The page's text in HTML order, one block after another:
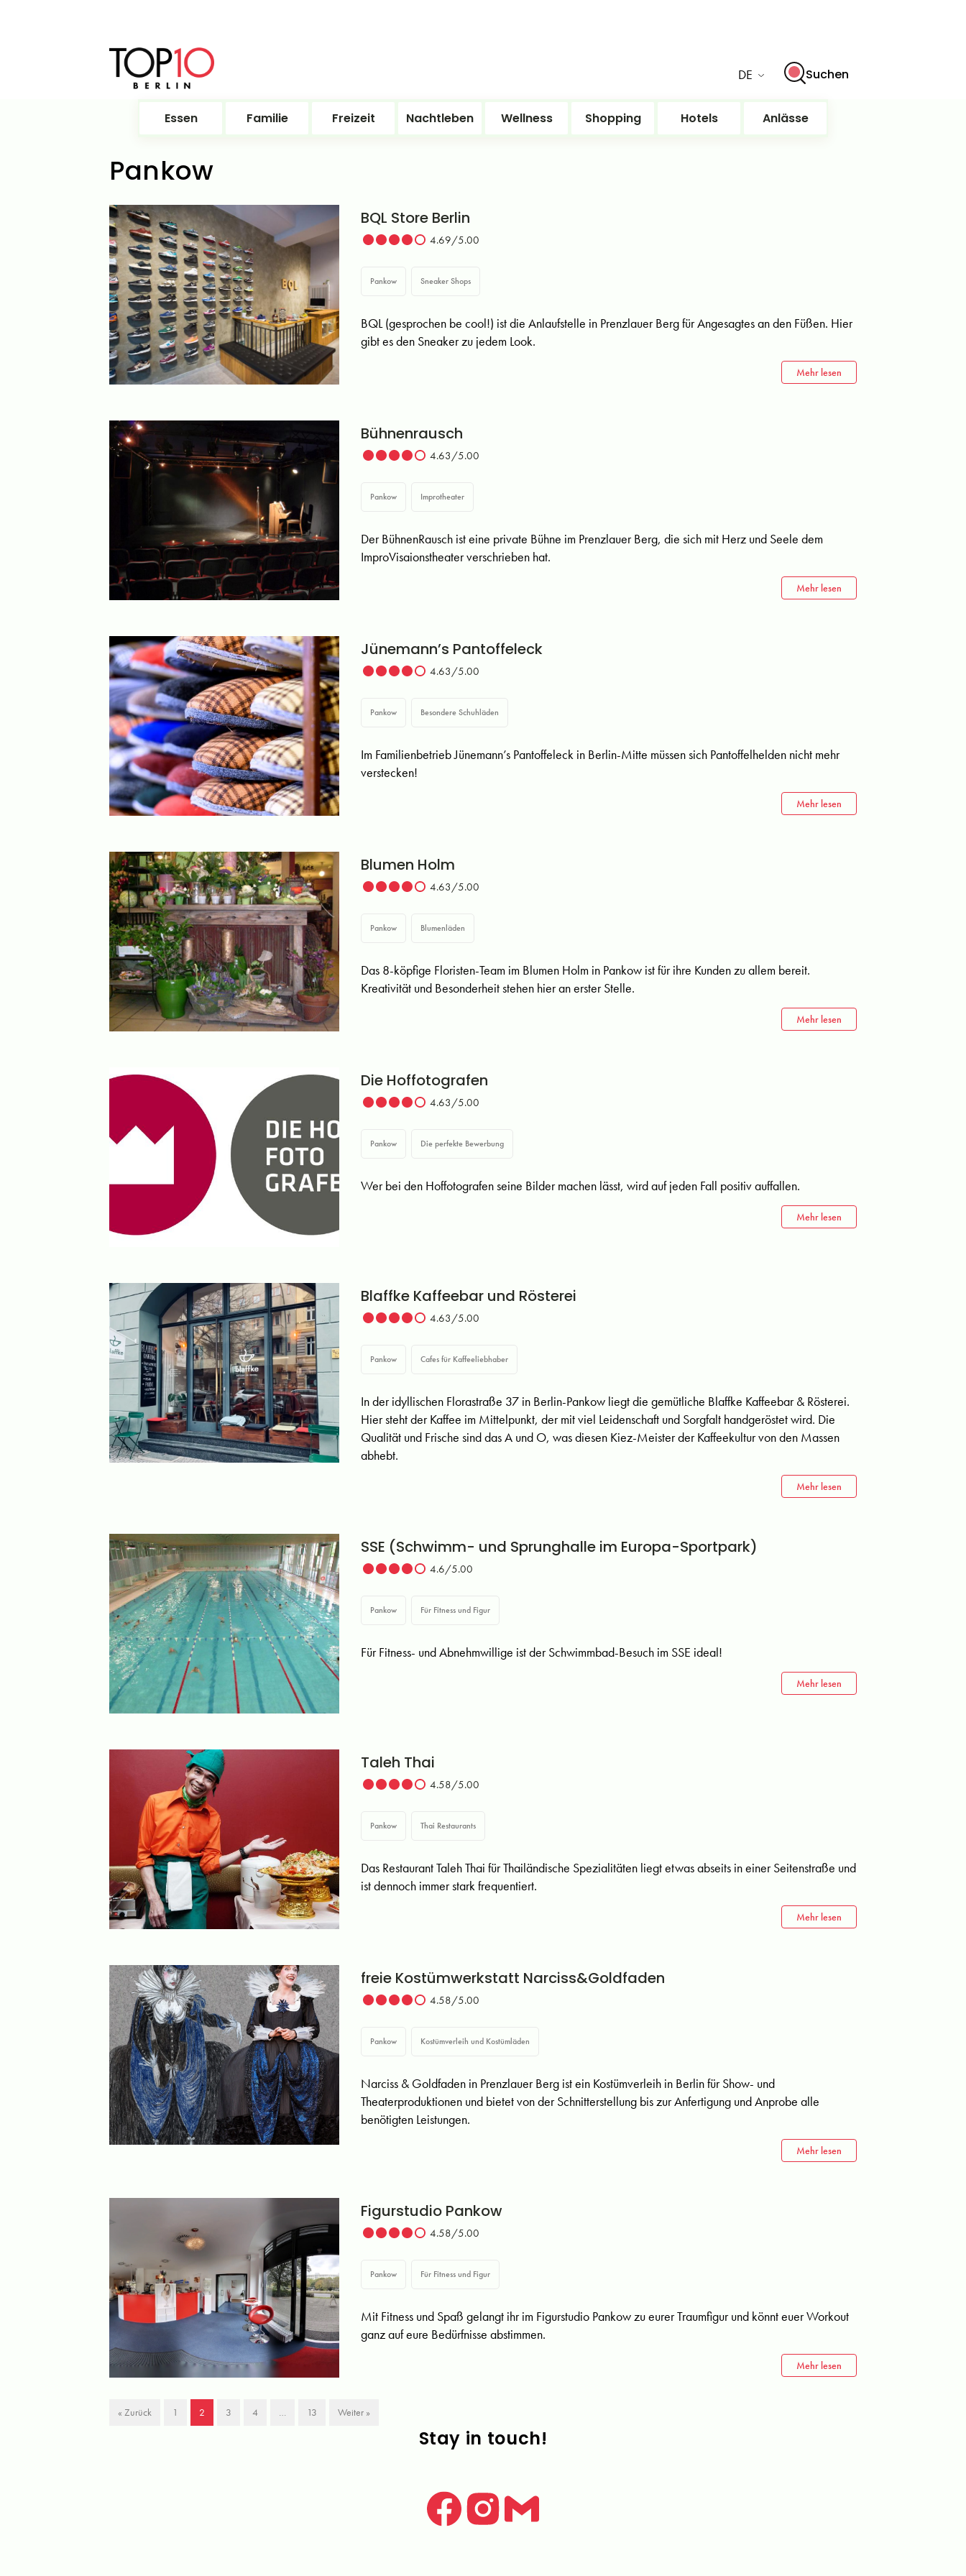
DE Suchen
Essen Familie Freizeit Nachtleben Wellness Shopping Hotels Anlässe
Pankow
BQL Store Berlin
4.69/5.00
Pankow Sneaker Shops
BQL (gesprochen be cool!) ist die Anlaufstelle in Prenzlauer Berg für Angesagtes an den Füßen. Hier
gibt es den Sneaker zu jedem Look.
Mehr lesen
Bühnenrausch
4.63/5.00
Pankow Improtheater
Der BühnenRausch ist eine private Bühne im Prenzlauer Berg, die sich mit Herz und Seele dem
ImproVisaionstheater verschrieben hat.
Mehr lesen
Jünemann’s Pantoffeleck
4.63/5.00
Pankow Besondere Schuhläden
Im Familienbetrieb Jünemann’s Pantoffeleck in Berlin-Mitte müssen sich Pantoffelhelden nicht mehr
verstecken!
Mehr lesen
Blumen Holm
4.63/5.00
Pankow Blumenläden
Das 8-köpfige Floristen-Team im Blumen Holm in Pankow ist für ihre Kunden zu allem bereit.
Kreativität und Besonderheit stehen hier an erster Stelle.
Mehr lesen
Die Hoffotografen
4.63/5.00
Pankow Die perfekte Bewerbung
Wer bei den Hoffotografen seine Bilder machen lässt, wird auf jeden Fall positiv auffallen.
Mehr lesen
Blaffke Kaffeebar und Rösterei
4.63/5.00
Pankow Cafes für Kaffeeliebhaber
In der idyllischen Florastraße 37 in Berlin-Pankow liegt die gemütliche Blaffke Kaffeebar & Rösterei.
Hier steht der Kaffee im Mittelpunkt, der mit viel Leidenschaft und Sorgfalt handgeröstet wird. Die
Qualität und Frische sind das A und O, was diesen Kiez-Meister der Kaffeekultur von den Massen
abhebt.
Mehr lesen
SSE (Schwimm- und Sprunghalle im Europa-Sportpark)
4.6/5.00
Pankow Für Fitness und Figur
Für Fitness- und Abnehmwillige ist der Schwimmbad-Besuch im SSE ideal!
Mehr lesen
Taleh Thai
4.58/5.00
Pankow Thai Restaurants
Das Restaurant Taleh Thai für Thailändische Spezialitäten liegt etwas abseits in einer Seitenstraße und
ist dennoch immer stark frequentiert.
Mehr lesen
freie Kostümwerkstatt Narciss&Goldfaden
4.58/5.00
Pankow Kostümverleih und Kostümläden
Narciss & Goldfaden in Prenzlauer Berg ist ein Kostümverleih in Berlin für Show- und
Theaterproduktionen und bietet von der Schnitterstellung bis zur Anfertigung und Anprobe alle
benötigten Leistungen.
Mehr lesen
Figurstudio Pankow
4.58/5.00
Pankow Für Fitness und Figur
Mit Fitness und Spaß gelangt ihr im Figurstudio Pankow zu eurer Traumfigur und könnt euer Workout
ganz auf eure Bedürfnisse abstimmen.
Mehr lesen
« Zurück 1 2 3 4 … 13 Weiter »
Stay in touch!